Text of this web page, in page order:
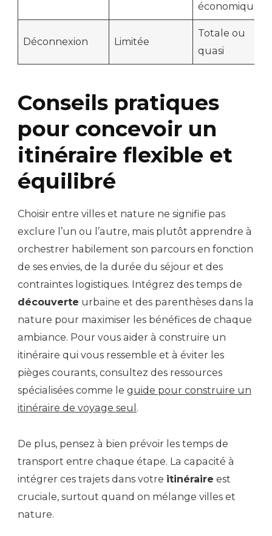
économique
Déconnexion Limitée
Totale ou
quasi
Conseils pratiques
pour concevoir un
itinéraire flexible et
équilibré
Choisir entre villes et nature ne signifie pas
exclure l’un ou l’autre, mais plutôt apprendre à
orchestrer habilement son parcours en fonction
de ses envies, de la durée du séjour et des
contraintes logistiques. Intégrez des temps de
découverte urbaine et des parenthèses dans la
nature pour maximiser les bénéfices de chaque
ambiance. Pour vous aider à construire un
itinéraire qui vous ressemble et à éviter les
pièges courants, consultez des ressources
spécialisées comme le guide pour construire un
itinéraire de voyage seul .
De plus, pensez à bien prévoir les temps de
transport entre chaque étape. La capacité à
intégrer ces trajets dans votre itinéraire est
cruciale, surtout quand on mélange villes et
nature.